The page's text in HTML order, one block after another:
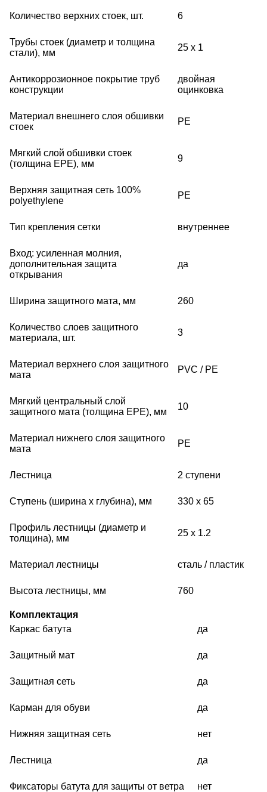
Количество верхних стоек, шт. 6
Трубы стоек (диаметр и толщина
стали), мм
25 x 1
Антикоррозионное покрытие труб
конструкции
двойная
оцинковка
Материал внешнего слоя обшивки
стоек
PE
Мягкий слой обшивки стоек
(толщина EPE), мм
9
Верхняя защитная сеть 100%
polyethylene
PE
Тип крепления сетки внутреннее
Вход: усиленная молния,
дополнительная защита
открывания
да
Ширина защитного мата, мм 260
Количество слоев защитного
материала, шт.
3
Материал верхнего слоя защитного
мата
PVC / PE
Мягкий центральный слой
защитного мата (толщина EPE), мм
10
Материал нижнего слоя защитного
мата
PE
Лестница 2 ступени
Ступень (ширина x глубина), мм 330 x 65
Профиль лестницы (диаметр и
толщина), мм
25 x 1.2
Материал лестницы сталь / пластик
Высота лестницы, мм 760
Комплектация
Каркас батута
да
Защитный мат да
Защитная сеть да
Карман для обуви да
Нижняя защитная сеть нет
Лестница да
Фиксаторы батута для защиты от ветра нет